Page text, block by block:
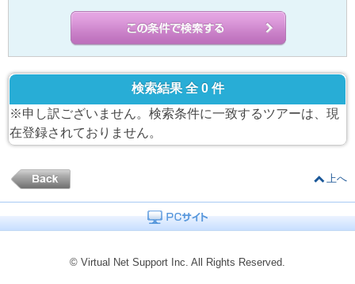
検索結果 全 0 件
※申し訳ございません。検索条件に一致するツアーは、現
在登録されておりません。
上へ
© Virtual Net Support Inc. All Rights Reserved.